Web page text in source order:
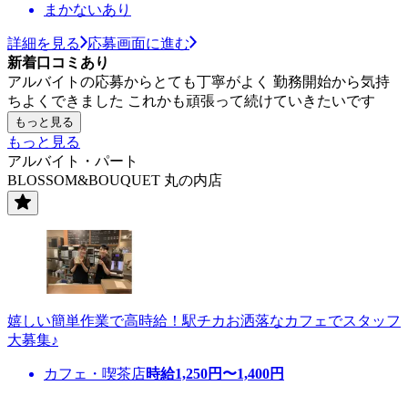
まかないあり
詳細を見る
応募画面に進む
新着口コミあり
アルバイトの応募からとても丁寧がよく 勤務開始から気持
ちよくできました これかも頑張って続けていきたいです
もっと見る
もっと見る
アルバイト・パート
BLOSSOM&BOUQUET 丸の内店
嬉しい簡単作業で高時給！駅チカお洒落なカフェでスタッフ
大募集♪
カフェ・喫茶店時給1,250円〜1,400円